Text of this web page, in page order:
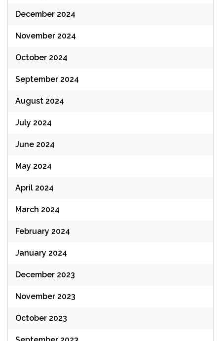
December 2024
November 2024
October 2024
September 2024
August 2024
July 2024
June 2024
May 2024
April 2024
March 2024
February 2024
January 2024
December 2023
November 2023
October 2023